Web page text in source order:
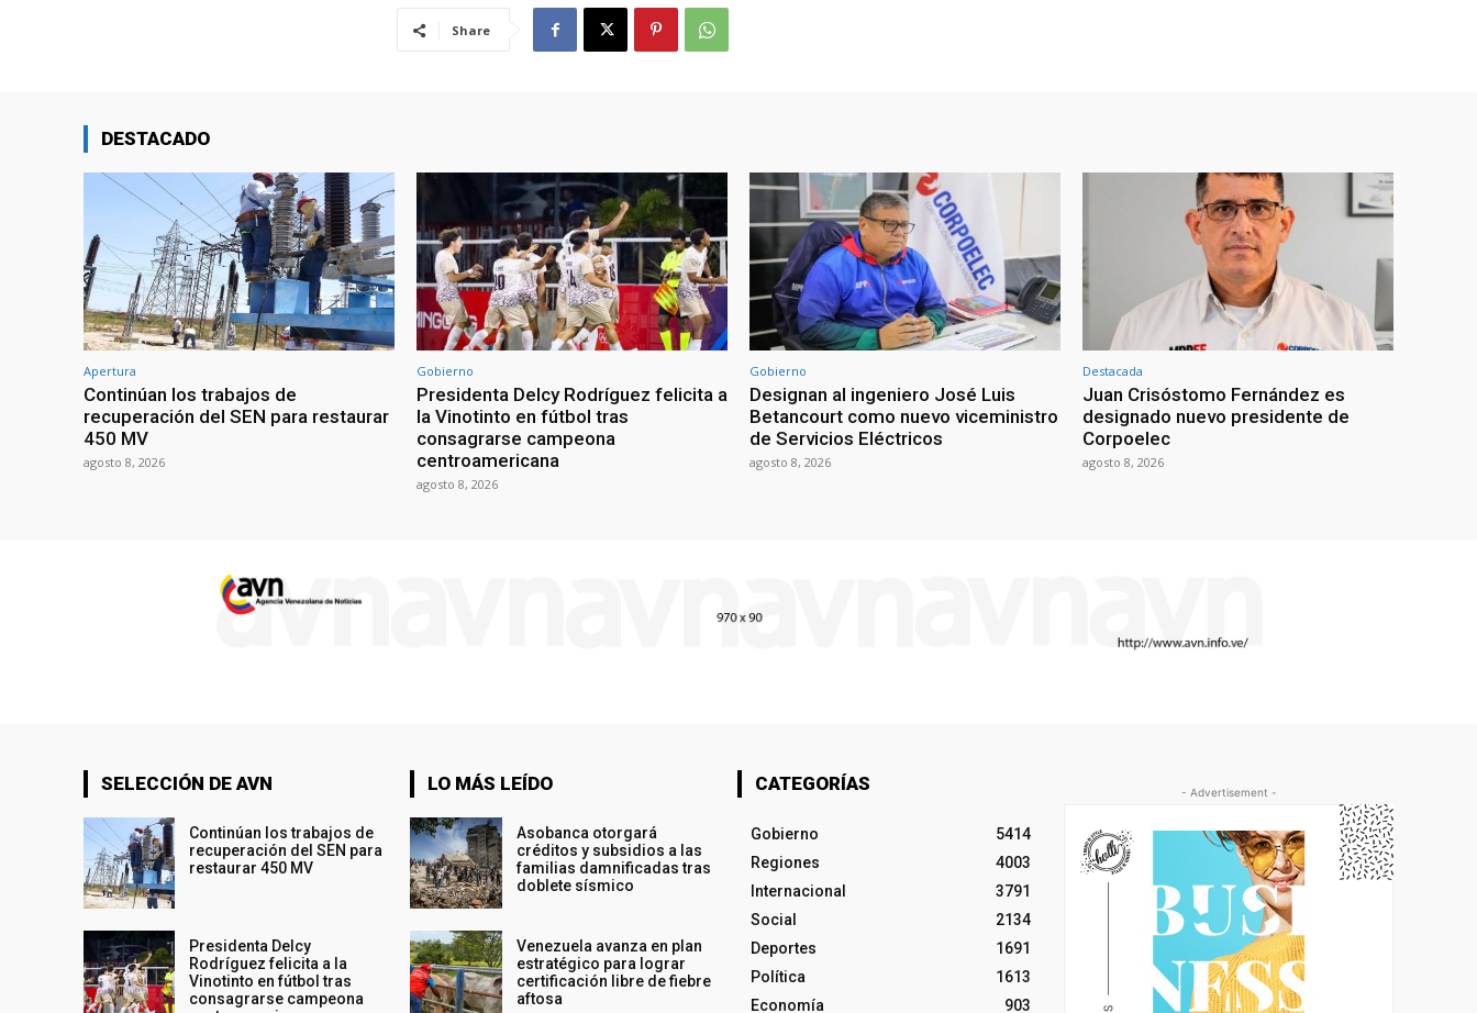
Share
DESTACADO
Apertura
Continúan los trabajos de
recuperación del SEN para restaurar
450 MV
agosto 8, 2026
Gobierno
Presidenta Delcy Rodríguez felicita a
la Vinotinto en fútbol tras
consagrarse campeona
centroamericana
agosto 8, 2026
Gobierno
Designan al ingeniero José Luis
Betancourt como nuevo viceministro
de Servicios Eléctricos
agosto 8, 2026
Destacada
Juan Crisóstomo Fernández es
designado nuevo presidente de
Corpoelec
agosto 8, 2026
SELECCIÓN DE AVN
Continúan los trabajos de
recuperación del SEN para
restaurar 450 MV
Presidenta Delcy
Rodríguez felicita a la
Vinotinto en fútbol tras
consagrarse campeona
LO MÁS LEÍDO
Asobanca otorgará
créditos y subsidios a las
familias damnificadas tras
doblete sísmico
Venezuela avanza en plan
estratégico para lograr
certificación libre de fiebre
aftosa
CATEGORÍAS
Gobierno
5414
Regiones
4003
Internacional
3791
Social
2134
Deportes
1691
Política
1613
Economía
903
- Advertisement -